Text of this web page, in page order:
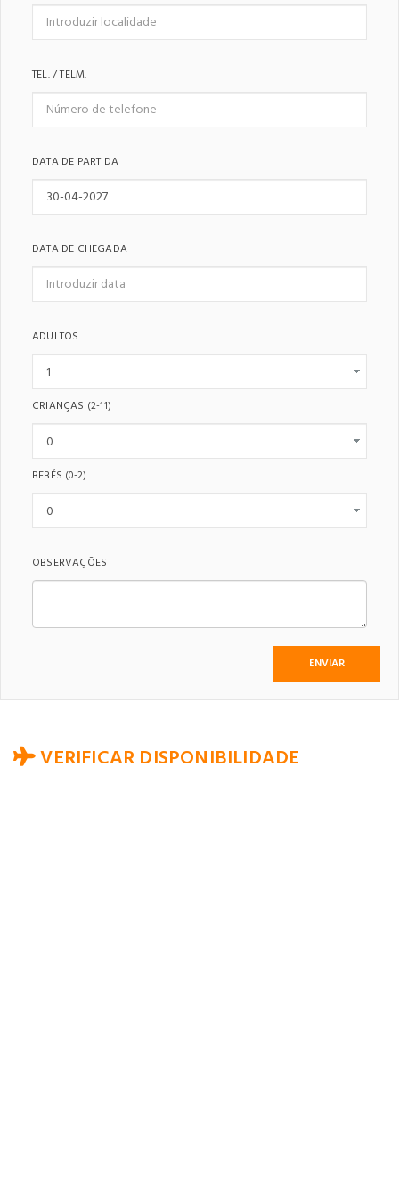
TEL. / TELM.
DATA DE PARTIDA
DATA DE CHEGADA
ADULTOS
CRIANÇAS (2-11)
BEBÉS (0-2)
OBSERVAÇÕES
VERIFICAR DISPONIBILIDADE